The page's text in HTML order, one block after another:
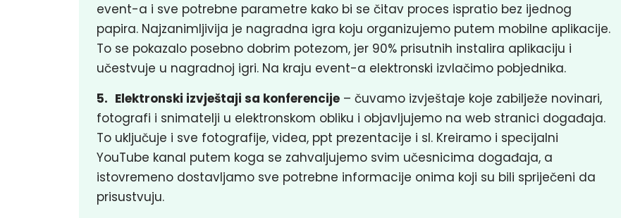
event-a i sve potrebne parametre kako bi se čitav proces ispratio bez ijednog
papira. Najzanimljivija je nagradna igra koju organizujemo putem mobilne aplikacije.
To se pokazalo posebno dobrim potezom, jer 90% prisutnih instalira aplikaciju i
učestvuje u nagradnoj igri. Na kraju event-a elektronski izvlačimo pobjednika.
5. Elektronski izvještaji sa konferencije – čuvamo izvještaje koje zabilježe novinari,
fotografi i snimatelji u elektronskom obliku i objavljujemo na web stranici događaja.
To uključuje i sve fotografije, videa, ppt prezentacije i sl. Kreiramo i specijalni
YouTube kanal putem koga se zahvaljujemo svim učesnicima događaja, a
istovremeno dostavljamo sve potrebne informacije onima koji su bili spriječeni da
prisustvuju.